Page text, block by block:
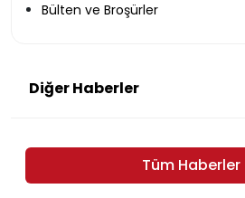
Bülten ve Broşürler
Diğer Haberler
Tüm Haberler